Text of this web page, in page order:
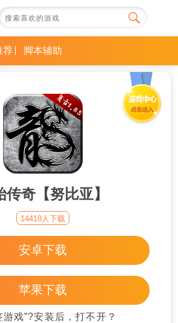
荐 脚本辅助
传奇【努比亚】
14418人下载
安卓下载
苹果下载
游戏”?安装后，打不开？